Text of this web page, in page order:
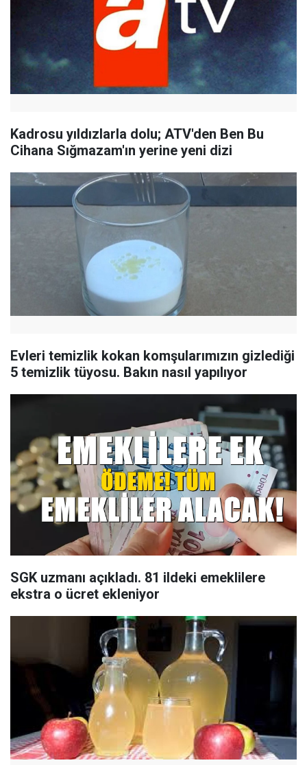
Kadrosu yıldızlarla dolu; ATV'den Ben Bu
Cihana Sığmazam'ın yerine yeni dizi
Evleri temizlik kokan komşularımızın gizlediği
5 temizlik tüyosu. Bakın nasıl yapılıyor
SGK uzmanı açıkladı. 81 ildeki emeklilere
ekstra o ücret ekleniyor